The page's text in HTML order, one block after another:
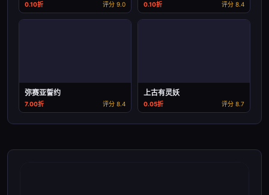
0.10折 评分 9.0 0.10折 评分 8.4
弥赛亚誓约
7.00折 评分 8.4
上古有灵妖
0.05折 评分 8.7